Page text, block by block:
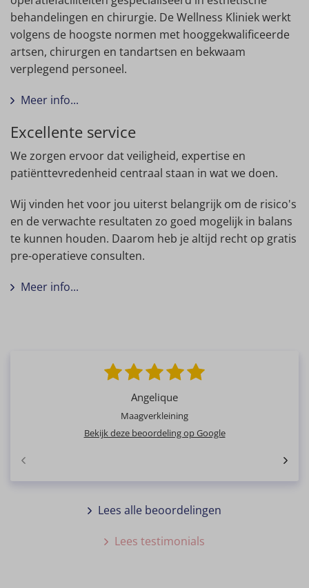
behandelingen en chirurgie. De Wellness Kliniek werkt
volgens de hoogste normen met hooggekwalificeerde
artsen, chirurgen en tandartsen en bekwaam
verplegend personeel.
Meer info...
Excellente service
We zorgen ervoor dat veiligheid, expertise en
patiënttevredenheid centraal staan ​​in wat we doen.
Wij vinden het voor jou uiterst belangrijk om de risico's
en de verwachte resultaten zo goed mogelijk in balans
te kunnen houden. Daarom heb je altijd recht op gratis
pre-operatieve consulten.
Meer info...
Angelique
Maagverkleining
Bekijk deze beoordeling op Google
Lees alle beoordelingen
Lees testimonials